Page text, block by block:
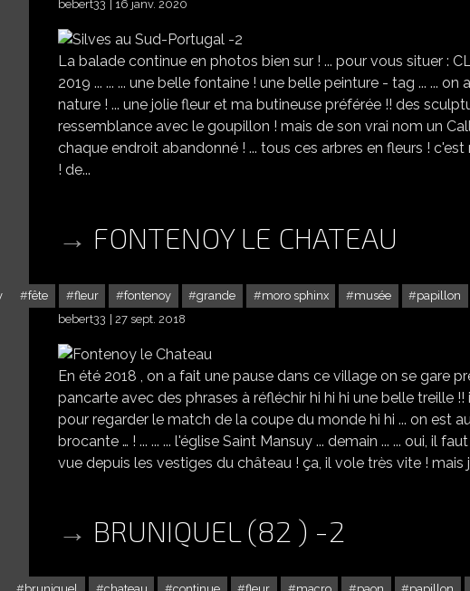
bebert33
16 janv. 2020
La balade continue en photos bien sur ! ... pour vous situer :
2019 ... ... ... une belle fontaine ! une belle peinture - tag ... ...
nature ! ... une jolie fleur et ma butineuse préférée !! des
ressemblance avec le goupillon ! mais de son vrai nom un
chaque endroit abandonné ! ... tous ces arbres en fleurs !
! de...
FONTENOY LE CHATEAU
fête fleur fontenoy grande moro sphinx musée papillon
bebert33
27 sept. 2018
En été 2018 , on a fait une pause dans ce village on se gare
pancarte avec des phrases à réfléchir hi hi hi une belle treille
pour regarder le match de la coupe du monde hi hi ... on est
brocante … ! ... ... ... l'église Saint Mansuy ... demain ... ... oui, il
vue depuis les vestiges du château ! ça, il vole très vite ! mais
BRUNIQUEL (82 ) -2